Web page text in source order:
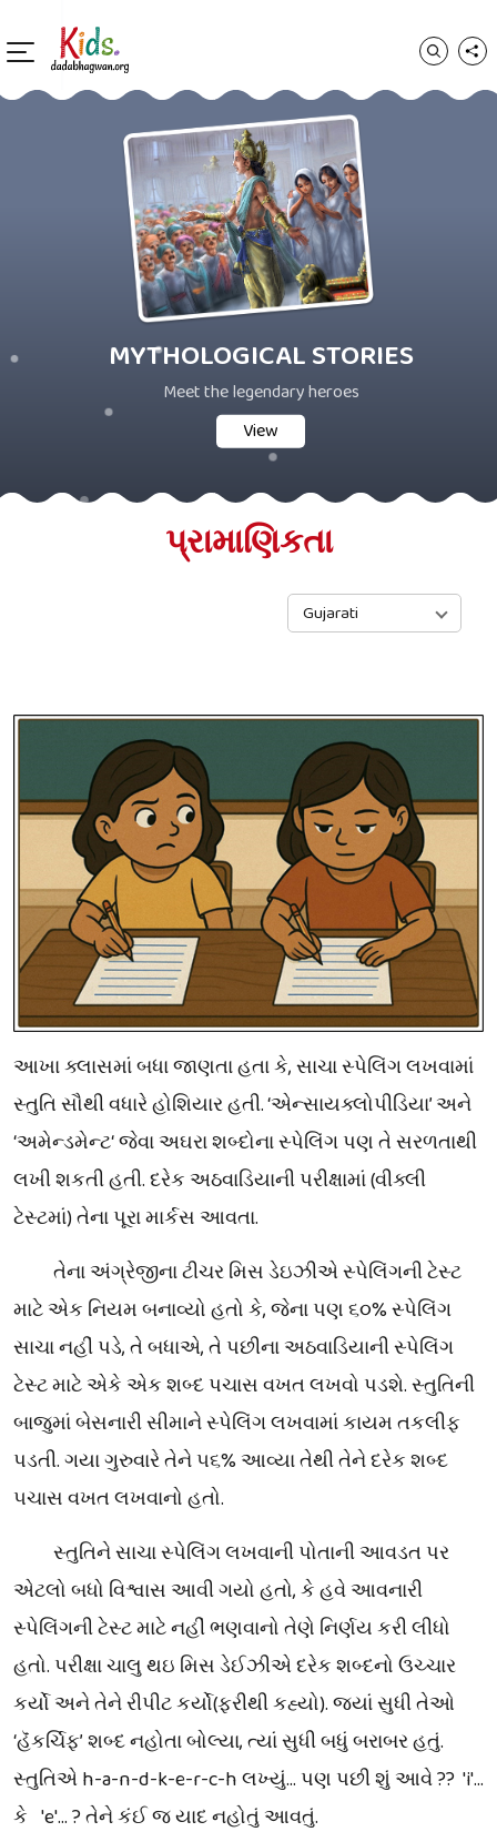
MYTHOLOGICAL STORIES
Meet the legendary heroes
View
પ્રામાણિકતા
Gujarati
આખા ક્લાસમાં બધા જાણતા હતા કે, સાચા સ્પેલિંગ લખવામાં
સ્તુતિ સૌથી વધારે હોશિયાર હતી. ‘એન્સાયક્લોપીડિયા’અને
‘અમેન્ડમેન્ટ‘જેવા અઘરા શબ્દોના સ્પેલિંગ પણ તે સરળતાથી
લખી શકતી હતી. દરેક અઠવાડિયાની પરીક્ષામાં (વીક્લી
ટેસ્ટમાં) તેના પૂરા માર્કસ આવતા.
તેના અંગ્રેજીના ટીચર મિસ ડેઇઝીએ સ્પેલિંગની ટેસ્ટ
માટે એક નિયમ બનાવ્યો હતો કે, જેના પણ ૬૦% સ્પેલિંગ
સાચા નહીં પડે, તે બધાએ, તે પછીના અઠવાડિયાની સ્પેલિંગ
ટેસ્ટ માટે એકે એક શબ્દ પચાસ વખત લખવો પડશે. સ્તુતિની
બાજુમાં બેસનારી સીમાને સ્પેલિંગ લખવામાં કાયમ તકલીફ
પડતી. ગયા ગુરુવારે તેને ૫૬% આવ્યા તેથી તેને દરેક શબ્દ
૫ચાસ વખત લખવાનો હતો.
સ્તુતિને સાચા સ્પેલિંગ લખવાની પોતાની આવડત પર
એટલો બધો વિશ્વાસ આવી ગયો હતો, કે હવે આવનારી
સ્પેલિંગની ટેસ્ટ માટે નહીં ભણવાનો તેણે નિર્ણય કરી લીધો
હતો. પરીક્ષા ચાલુ થઇ મિસ ડેઈઝીએ દરેક શબ્દનો ઉચ્ચાર
કર્યો અને તેને રીપીટ કર્યો(ફરીથી કહ્યો). જ્યાં સુધી તેઓ
‘હૅંકર્ચિફ’શબ્દ નહોતા બોલ્યા, ત્યાં સુધી બધું બરાબર હતું.
સ્તુતિએh-a-n-d-k-e-r-c-hલખ્યું... પણ પછી શું આવે?? 'i'...
કે 'e'...?તેને કંઈ જ યાદ નહોતું આવતું.